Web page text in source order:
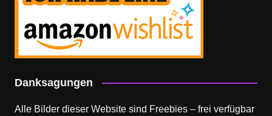
Danksagungen
Alle Bilder dieser Website sind Freebies – frei verfügbar